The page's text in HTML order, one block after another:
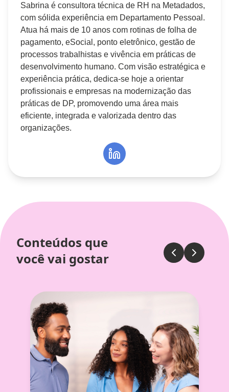
Sabrina é consultora técnica de RH na Metadados,
com sólida experiência em Departamento Pessoal.
Atua há mais de 10 anos com rotinas de folha de
pagamento, eSocial, ponto eletrônico, gestão de
processos trabalhistas e vivência em práticas de
desenvolvimento humano. Com visão estratégica e
experiência prática, dedica-se hoje a orientar
profissionais e empresas na modernização das
práticas de DP, promovendo uma área mais
eficiente, integrada e valorizada dentro das
organizações.
Conteúdos que
você vai gostar